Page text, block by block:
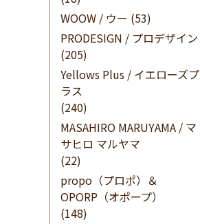
WOOW / ウー (53)
PRODESIGN / プロデザイン
(205)
Yellows Plus / イエローズプ
ラス
(240)
MASAHIRO MARUYAMA / マ
サヒロ マルヤマ
(22)
propo（プロポ）＆
OPORP（オポープ）
(148)